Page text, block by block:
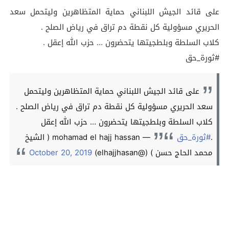
‏على قائد الجيش اللبناني حماية المتظاهرين وليتحمل سعد
الحريري مسؤولية كل نقطة دم تراق في رياض الصلح .
كلاب السلطة وبلطجيتها يتحضرون … حزب الله إعقل .
على قائد الجيش اللبناني حماية المتظاهرين وليتحمل
سعد الحريري مسؤولية كل نقطة دم تراق في رياض الصلح .
كلاب السلطة وبلطجيتها يتحضرون … حزب الله إعقل
.#ثورة_حق
— mohamad el hajj hassan ( الشيخ
محمد الحاج حسن ) (@elhajjhasan)
October 20, 2019